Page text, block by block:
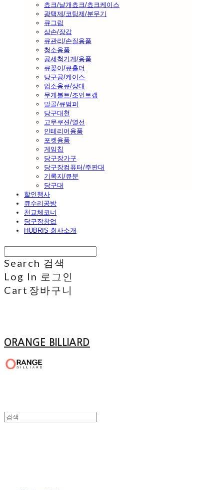
쵸크/낱개쵸크/쵸크케이스
광택제/코팅제/분무기
큐그립
삼손/장갑
큐관리/손질용품
청소용품
공세척기계/용품
큐꽂이/큐홀더
당구공/케이스
업소용큐/상대
무게볼트/조인트캡
말골/큐범퍼
당구대천
고무쿠션/열선
인테리어용품
포켓용품
게임칩
당구장가구
당구장컴퓨터/주판대
기록지/큐분
당구대
할인행사
큐수리공방
천교체코너
당구장창업
HUBRIS 회사소개
Search 검색
Log In 로그인
Cart 장바구니
ORANGE BILLIARD